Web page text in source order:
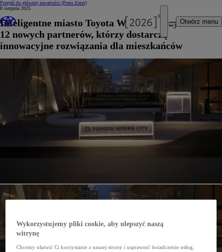
Przejdź do głównej zawartości (Press Enter)
Otwórz menu
8 sierpnia 2025
Inteligentne miasto Toyota Woven City zyskało
12 nowych partnerów, którzy dostarczą
innowacyjne rozwiązania dla mieszkańców
Wykorzystujemy pliki cookie, aby ulepszyć naszą
witrynę
Chcemy ułatwić Ci korzystanie z naszej strony i usprawnić świadczenie usług,